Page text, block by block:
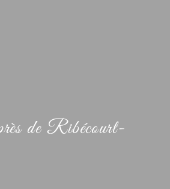
de Ribécourt-